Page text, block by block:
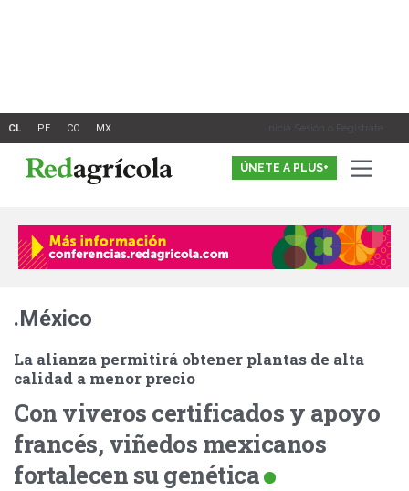
Inicia Sesión o Registrate
ÚNETE A PLUS+
.México
La alianza permitirá obtener plantas de alta
calidad a menor precio
Con viveros certificados y apoyo
francés, viñedos mexicanos
fortalecen su genética